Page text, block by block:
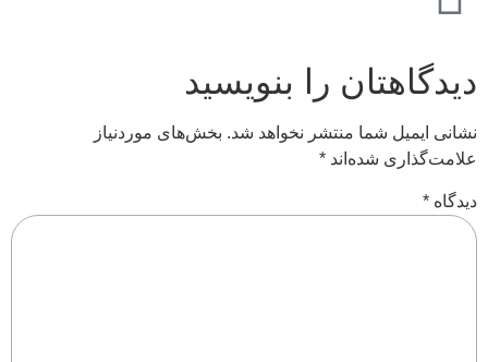
دیدگاهتان را بنویسید
نشانی ایمیل شما منتشر نخواهد شد. بخش‌های موردنیاز
علامت‌گذاری شده‌اند *
دیدگاه *